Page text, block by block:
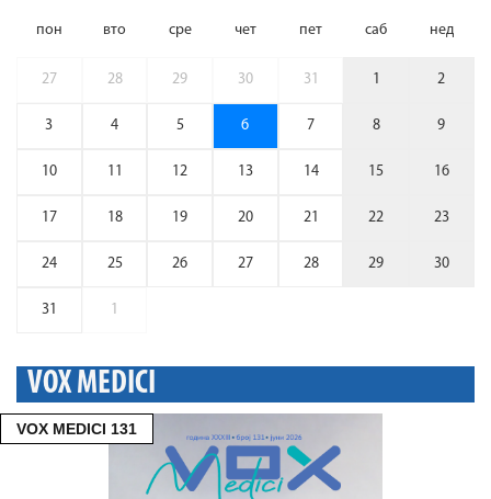
пон вто сре чет пет саб нед
27 28 29 30 31 1 2
3 4 5 6 7 8 9
10 11 12 13 14 15 16
17 18 19 20 21 22 23
24 25 26 27 28 29 30
31 1
VOX MEDICI
VOX MEDICI 131